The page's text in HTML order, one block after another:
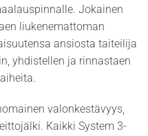
Jokainen
liukenemattoman
ansiosta taiteilija
yhdistellen ja rinnastaen
valonkestävyys,
Kaikki System 3-